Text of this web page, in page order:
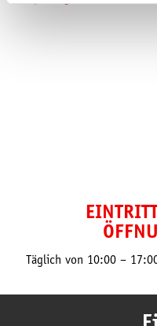
Täglich von 10:00 –